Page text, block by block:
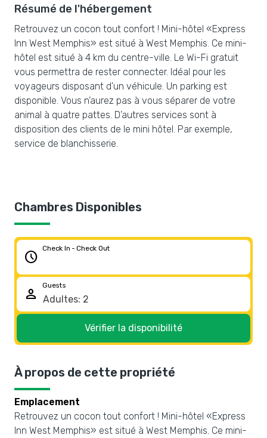
Résumé de l'hébergement
Retrouvez un cocon tout confort ! Mini-hôtel «Express
Inn West Memphis» est situé à West Memphis. Ce mini-
hôtel est situé à 4 km du centre-ville. Le Wi-Fi gratuit
vous permettra de rester connecter. Idéal pour les
voyageurs disposant d’un véhicule. Un parking est
disponible. Vous n’aurez pas à vous séparer de votre
animal à quatre pattes. D’autres services sont à
disposition des clients de le mini hôtel. Par exemple,
service de blanchisserie.
Chambres Disponibles
schedule
Check In - Check Out
person
Guests
Vérifier la disponibilité
À propos de cette propriété
Emplacement
Retrouvez un cocon tout confort ! Mini-hôtel «Express
Inn West Memphis» est situé à West Memphis. Ce mini-